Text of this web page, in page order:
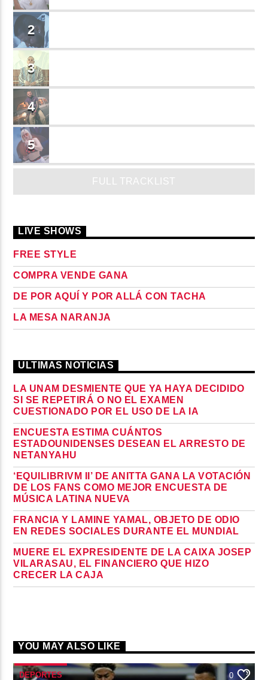
2
3
4
5
FULL TRACKLIST
LIVE SHOWS
FREE STYLE
COMPRA VENDE GANA
DE POR AQUÍ Y POR ALLÁ CON TACHA
LA MESA NARANJA
ULTIMAS NOTICIAS
LA UNAM DESMIENTE QUE YA HAYA DECIDIDO
SI SE REPETIRÁ O NO EL EXAMEN
CUESTIONADO POR EL USO DE LA IA
ENCUESTA ESTIMA CUÁNTOS
ESTADOUNIDENSES DESEAN EL ARRESTO DE
NETANYAHU
‘EQUILIBRIVM II’ DE ANITTA GANA LA VOTACIÓN
DE LOS FANS COMO MEJOR ENCUESTA DE
MÚSICA LATINA NUEVA
FRANCIA Y LAMINE YAMAL, OBJETO DE ODIO
EN REDES SOCIALES DURANTE EL MUNDIAL
MUERE EL EXPRESIDENTE DE LA CAIXA JOSEP
VILARASAU, EL FINANCIERO QUE HIZO
CRECER LA CAJA
YOU MAY ALSO LIKE
DEPORTES 0